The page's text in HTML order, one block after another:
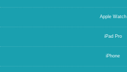
Apple Watch
iPad Pro
iPhone